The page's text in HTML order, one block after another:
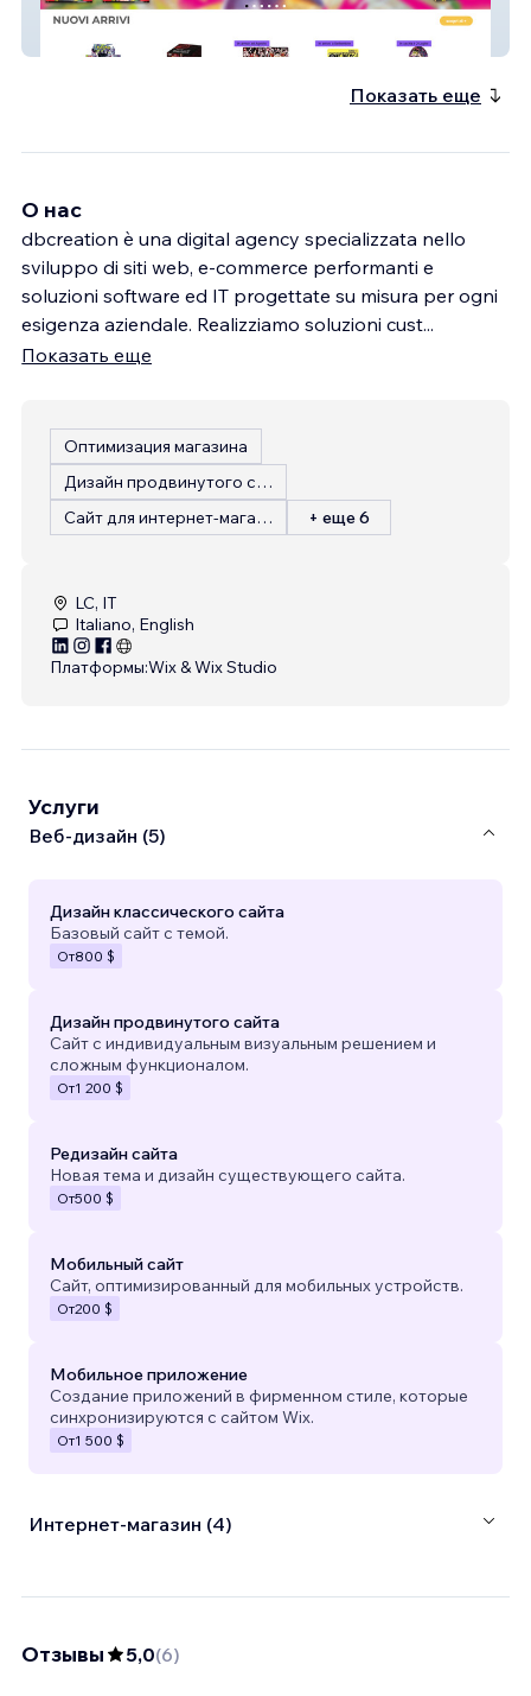
Pianeta Hobby
Показать еще
О нас
dbcreation è una digital agency specializzata nello
sviluppo di siti web, e-commerce performanti e
soluzioni software ed IT progettate su misura per ogni
esigenza aziendale. Realizziamo soluzioni cust...
Показать еще
Оптимизация магазина
Дизайн продвинутого сайта
Сайт для интернет-магазина
+ еще 6
LC, IT
Italiano, English
Платформы:Wix & Wix Studio
Услуги
Веб-дизайн (5)
Дизайн классического сайта
Базовый сайт с темой.
От800 $
Дизайн продвинутого сайта
Сайт с индивидуальным визуальным решением и
сложным функционалом.
От1 200 $
Редизайн сайта
Новая тема и дизайн существующего сайта.
От500 $
Мобильный сайт
Сайт, оптимизированный для мобильных устройств.
От200 $
Мобильное приложение
Создание приложений в фирменном стиле, которые
синхронизируются с сайтом Wix.
От1 500 $
Интернет-магазин (4)
Отзывы 5,0(6)